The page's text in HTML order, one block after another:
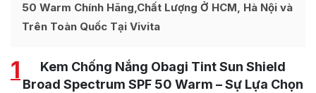
50 Warm Chính Hãng,Chất Lượng Ở HCM, Hà Nội và
Trên Toàn Quốc Tại Vivita
1
Kem Chống Nắng Obagi Tint Sun Shield
Broad Spectrum SPF 50 Warm – Sự Lựa Chọn